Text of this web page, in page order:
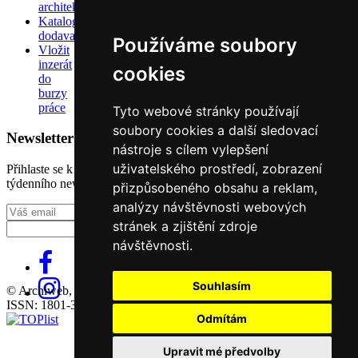
Používáme soubory
cookies
Tyto webové stránky používají
soubory cookies a další sledovací
nástroje s cílem vylepšení
uživatelského prostředí, zobrazení
přizpůsobeného obsahu a reklam,
analýzy návštěvnosti webových
stránek a zjištění zdroje
návštěvnosti.
Souhlasím
Odmítám
Upravit mé předvolby
architektů
Katalog
dodavatelů
Vložit
inzerát
do
burzy
práce
Newsletter
Přihlaste se k odběru našeho pravidelného
týdenního newsletteru:
Fill in „nospam“
© Archiweb, s.r.o. 1997-2026
ISSN: 1801-3902